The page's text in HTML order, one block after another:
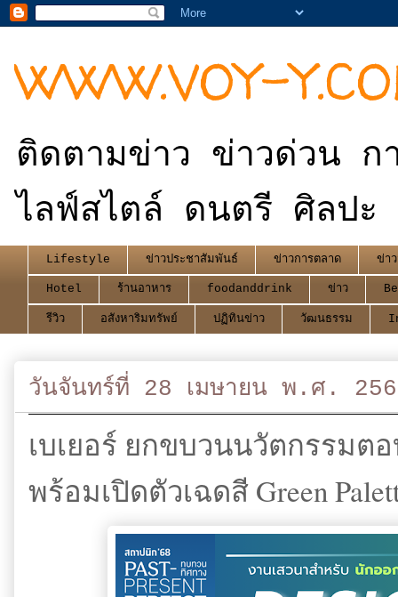
WWW.VOY-
ติดตามข่าว ข่าวด่วน ก
ไลฟ์สไตล์ ดนตรี ศิลปะ
Lifestyle ข่าวประชาสัมพันธ์ ข่าวการตลาด ข่า
Hotel ร้านอาหาร foodanddrink ข่าว
รีวิว อสังหาริมทรัพย์ ปฏิทินข่าว วัฒนธรรม
วันจันทร์ที่ 28 เมษายน พ.ศ.
เบเยอร์ ยกขบวนนวัตกรรม
พร้อมเปิดตัวเฉดสี Green